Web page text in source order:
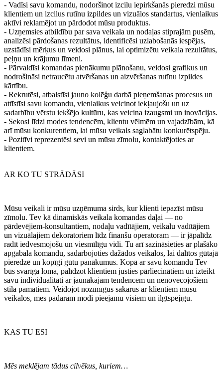
- Vadīsi savu komandu, nodoršinot izcilu iepirkšanās pieredzi mūsu
klientiem un izcilus rutīnu izpildes un vizuālos standartus, vienlaikus
aktīvi reklamējot un pārdodot mūsu produktus.
- Uzņemsies atbildību par sava veikala un nodaļas stiprajām pusēm,
analizēsi pārdošanas rezultātus, identificēsi uzlabošanās iespējas,
uzstādīsi mērķus un veidosi plānus, lai optimizētu veikala rezultātus,
peļņu un krājumu līmeni.
- Pārvaldīsi komandas pienākumu plānošanu, veidosi grafikus un
nodrošināsi netraucētu atvēršanas un aizvēršanas rutīnu izpildes
kārtību.
- Rekrutēsi, atbalstīsi jauno kolēģu darbā pieņemšanas procesus un
attīstīsi savu komandu, vienlaikus veicinot iekļaujošu un uz
sadarbību vērstu iekšējo kultūru, kas veicina izaugsmi un inovācijas.
- Sekosi līdzi modes tendencēm, klientu vēlmēm un vajadzībām, kā
arī mūsu konkurentiem, lai mūsu veikals saglabātu konkurētspēju.
- Pozitīvi reprezentēsi sevi un mūsu zīmolu, kontaktējoties ar
klientiem.
AR KO TU STRĀDĀSI
Mūsu veikali ir mūsu uzņēmuma sirds, kur klienti iepazīst mūsu
zīmolu. Tev kā dinamiskās veikala komandas daļai — no
pārdevējiem-konsultantiem, nodaļu vadītājiem, veikalu vadītājiem
un vizuālajiem dekoratoriem līdz finanšu operatoram — ir jāpalīdz
radīt iedvesmojošu un viesmīlīgu vidi. Tu arī sazināsieties ar plašāko
apgabala komandu, sadarbojoties dažādos veikalos, lai dalītos gūtajā
pieredzē un kopīgi gūtu panākumus. Kopā ar savu komandu Tev
būs svarīga loma, palīdzot klientiem justies pārliecinātiem un izteikt
savu individualitāti ar jaunākajām tendencēm un nenovecojošiem
stila pamatiem. Veidojot nozīmīgus sakarus ar klientiem mūsu
veikalos, mēs padarām modi pieejamu visiem un ilgtspējīgu.
KAS TU ESI
Mēs meklējam tādus cilvēkus, kuriem…